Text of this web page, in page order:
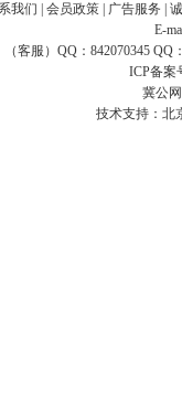
我们 会员政策| 广告服务
E-
（客服）QQ：842070345 QQ
ICP备案
冀公
技术支持： 北